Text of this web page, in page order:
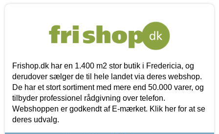
Frishop.dk har en 1.400 m2 stor butik i Fredericia, og
derudover sælger de til hele landet via deres webshop.
De har et stort sortiment med mere end 50.000 varer, og
tilbyder professionel rådgivning over telefon.
Webshoppen er godkendt af E-mærket. Klik her for at se
deres udvalg.